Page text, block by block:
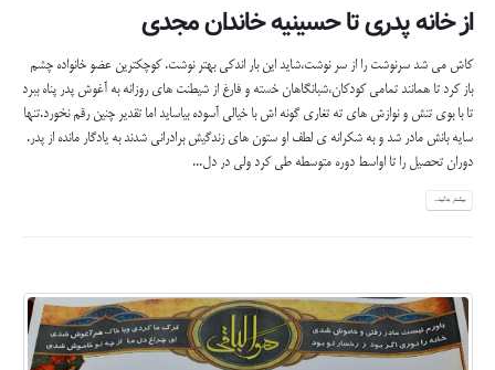
از خانه پدری تا حسینیه خاندان مجدی
کاش می شد سرنوشت را از سر نوشت،شاید این بار اندکی بهتر نوشت. کوچکترین عضو خانواده چشم
باز کرد تا همانند تمامی کودکان،شبانگاهان خسته و فارغ از شیطنت های روزانه به آغوش پدر پناه ببرد
تا با بوی تنش و نوازش های ته تغاری گونه اش با خیالی آسوده بیاساید اما تقدیر چنین رقم نخورد.تنها
سایه بانش مادر شد و به شکرانه ی لطف او ستون های زندگیش برادرانی شدند به یادگار مانده از پدر.
دوران تحصیل را تا اواسط دوره متوسطه طی کرد ولی در دل...
بیشتر بدانید...